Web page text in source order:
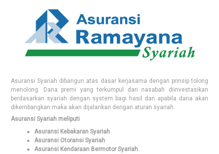
Hubungi
Kami
Polis
Asuransi Syariah dibangun atas dasar kerjasama dengan prinsip tolong
menolong. Dana premi yang terkumpul dari nasabah diinvestasikan
berdasarkan syariah dengan system bagi hasil dan apabila dana akan
dikembangkan maka akan dijalankan dengan aturan syariah.
Asuransi Syariah meliputi
Asuransi Kebakaran Syariah
Asuransi Otoransi Syariah
Asuransi Kendaraan Bermotor Syariah